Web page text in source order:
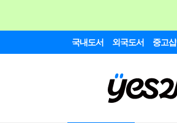
국내도서 외국도서 중고샵